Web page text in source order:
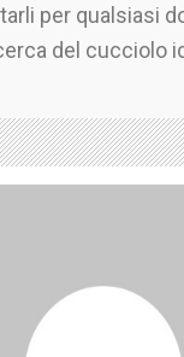
per qualsiasi
del cucciolo